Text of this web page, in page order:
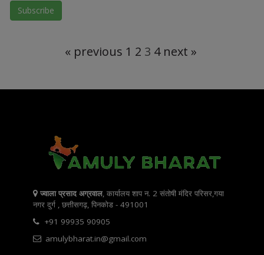
« previous 1 2 3 4 next »
ज्वाला प्रसाद अग्रवाल, कार्यालय शाप न. 2 संतोषी मंदिर परिसर,गया
नगर दुर्ग , छत्तीसगढ़, पिनकोड - 491001
+91 99935 90905
amulybharat.in@gmail.com